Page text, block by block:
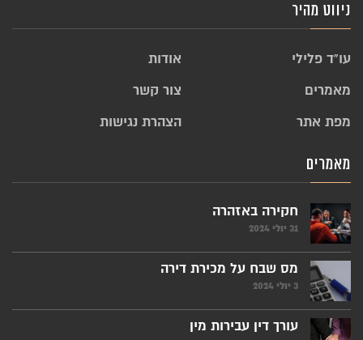
ניווט מהיר
עו”ד פלילי
אודות
מאמרים
צור קשר
מפת אתר
הצהרת נגישות
מאמרים
חקירה באזהרה
31 יולי 2024
מס שבח על מכירת דירה
3 יולי 2024
עורך דין עבירות מין